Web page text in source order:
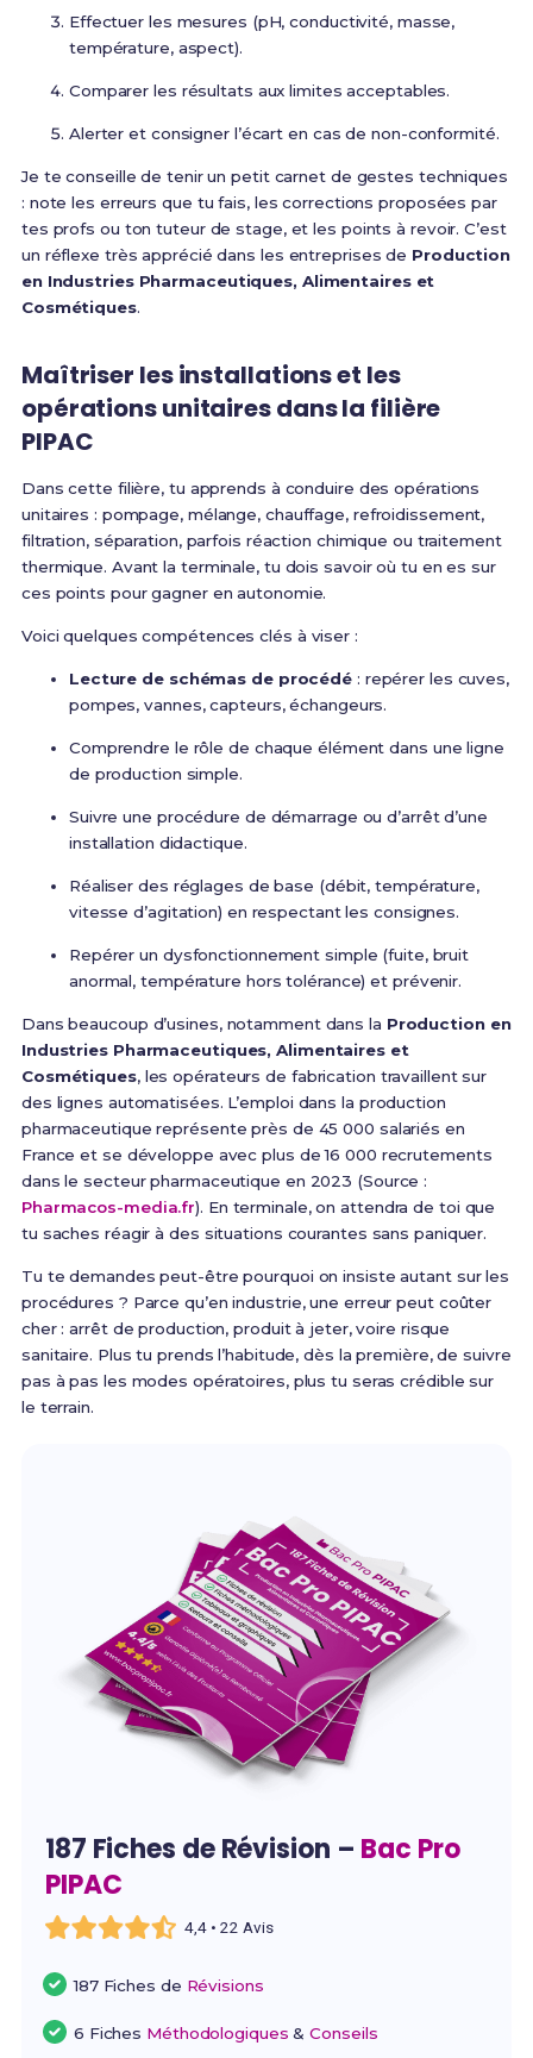
Effectuer les mesures (pH, conductivité, masse,
température, aspect).
Comparer les résultats aux limites acceptables.
Alerter et consigner l’écart en cas de non-conformité.
Je te conseille de tenir un petit carnet de gestes techniques
: note les erreurs que tu fais, les corrections proposées par
tes profs ou ton tuteur de stage, et les points à revoir. C’est
un réflexe très apprécié dans les entreprises de Production
en Industries Pharmaceutiques, Alimentaires et
Cosmétiques.
Maîtriser les installations et les
opérations unitaires dans la filière
PIPAC
Dans cette filière, tu apprends à conduire des opérations
unitaires : pompage, mélange, chauffage, refroidissement,
filtration, séparation, parfois réaction chimique ou traitement
thermique. Avant la terminale, tu dois savoir où tu en es sur
ces points pour gagner en autonomie.
Voici quelques compétences clés à viser :
Lecture de schémas de procédé : repérer les cuves,
pompes, vannes, capteurs, échangeurs.
Comprendre le rôle de chaque élément dans une ligne
de production simple.
Suivre une procédure de démarrage ou d’arrêt d’une
installation didactique.
Réaliser des réglages de base (débit, température,
vitesse d’agitation) en respectant les consignes.
Repérer un dysfonctionnement simple (fuite, bruit
anormal, température hors tolérance) et prévenir.
Dans beaucoup d’usines, notamment dans la Production en
Industries Pharmaceutiques, Alimentaires et
Cosmétiques, les opérateurs de fabrication travaillent sur
des lignes automatisées. L’emploi dans la production
pharmaceutique représente près de 45 000 salariés en
France et se développe avec plus de 16 000 recrutements
dans le secteur pharmaceutique en 2023 (Source :
Pharmacos-media.fr). En terminale, on attendra de toi que
tu saches réagir à des situations courantes sans paniquer.
Tu te demandes peut-être pourquoi on insiste autant sur les
procédures ? Parce qu’en industrie, une erreur peut coûter
cher : arrêt de production, produit à jeter, voire risque
sanitaire. Plus tu prends l’habitude, dès la première, de suivre
pas à pas les modes opératoires, plus tu seras crédible sur
le terrain.
187 Fiches de Révision – Bac Pro
PIPAC
4,4 • 22 Avis
187 Fiches de Révisions
6 Fiches Méthodologiques &Conseils